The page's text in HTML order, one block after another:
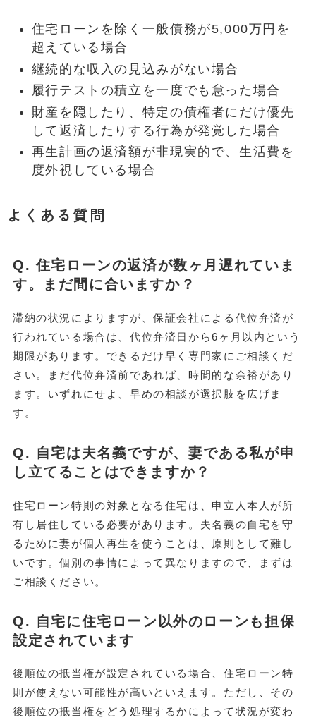
住宅ローンを除く一般債務が5,000万円を
超えている場合
継続的な収入の見込みがない場合
履行テストの積立を一度でも怠った場合
財産を隠したり、特定の債権者にだけ優先
して返済したりする行為が発覚した場合
再生計画の返済額が非現実的で、生活費を
度外視している場合
よくある質問
Q. 住宅ローンの返済が数ヶ月遅れていま
す。まだ間に合いますか？
滞納の状況によりますが、保証会社による代位弁済が
行われている場合は、代位弁済日から6ヶ月以内という
期限があります。できるだけ早く専門家にご相談くだ
さい。まだ代位弁済前であれば、時間的な余裕があり
ます。いずれにせよ、早めの相談が選択肢を広げま
す。
Q. 自宅は夫名義ですが、妻である私が申
し立てることはできますか？
住宅ローン特則の対象となる住宅は、申立人本人が所
有し居住している必要があります。夫名義の自宅を守
るために妻が個人再生を使うことは、原則として難し
いです。個別の事情によって異なりますので、まずは
ご相談ください。
Q. 自宅に住宅ローン以外のローンも担保
設定されています
後順位の抵当権が設定されている場合、住宅ローン特
則が使えない可能性が高いといえます。ただし、その
後順位の抵当権をどう処理するかによって状況が変わ